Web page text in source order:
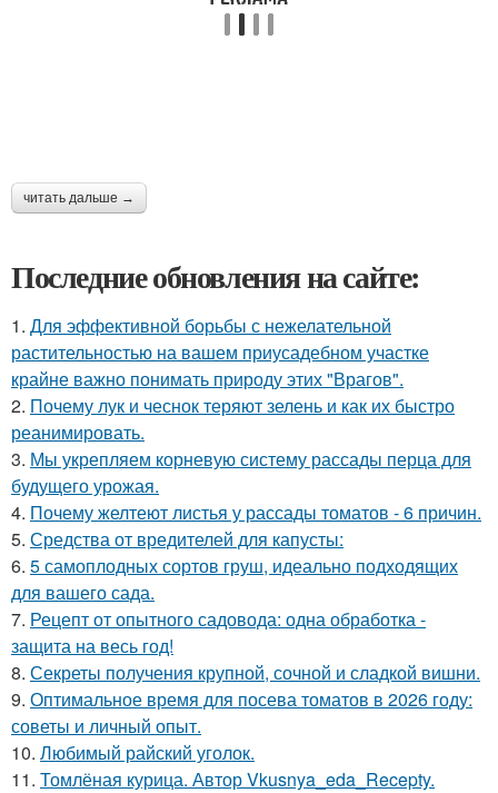
читать дальше →
Последние обновления на сайте:
1. Для эффективной борьбы с нежелательной
растительностью на вашем приусадебном участке
крайне важно понимать природу этих "Врагов".
2. Почему лук и чеснок теряют зелень и как их быстро
реанимировать.
3. Мы укрепляем корневую систему рассады перца для
будущего урожая.
4. Почему желтеют листья у рассады томатов - 6 причин.
5. Средства от вредителей для капусты:
6. 5 самоплодных сортов груш, идеально подходящих
для вашего сада.
7. Рецепт от опытного садовода: одна обработка -
защита на весь год!
8. Секреты получения крупной, сочной и сладкой вишни.
9. Оптимальное время для посева томатов в 2026 году:
советы и личный опыт.
10. Любимый райский уголок.
11. Томлёная курица. Автор Vkusnya_eda_Recepty.